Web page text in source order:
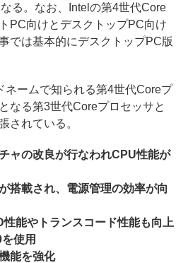
る。なお、Intelの第4世代Core
PC向けとデスクトップPC向け
では基本的にデスクトップPC版
ームで知られる第4世代Coreプ
なる第3世代Coreプロセッサと
されている。
ャの改良が行なわれCPU性能が
搭載され、電源管理の効率が向
性能やトランスコード性能も向上
使用
能を強化